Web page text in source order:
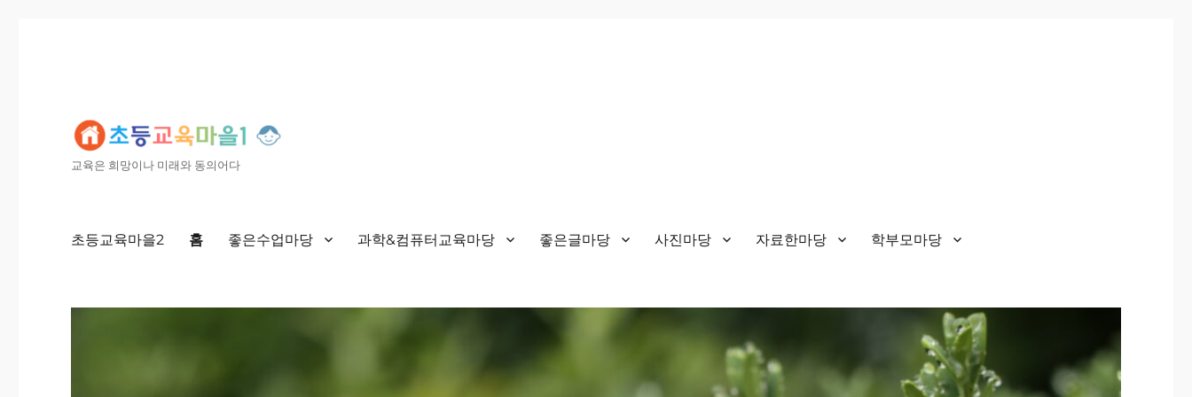
교육은 희망이나 미래와 동의어다
초등교육마을2 홈 좋은수업마당 과학&컴퓨터교육마당 좋은글마당 사진마당 자료한마당 학부모마당